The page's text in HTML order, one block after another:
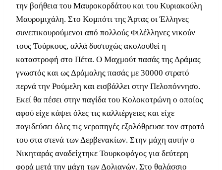
την βοήθεια του Μαυροκορδάτου και του Κυριακούλη
Μαυρομιχάλη. Στο Κομπότι της Άρτας οι Έλληνες
συνεπικουρούμενοι από πολλούς Φιλέλληνες νικούν
τους Τούρκους, αλλά δυστυχώς ακολουθεί η
καταστροφή στο Πέτα. Ο Μαχμούτ πασάς της Δράμας
γνωστός και ως Δράμαλης πασάς με 30000 στρατό
περνά την Ρούμελη και εισβάλλει στην Πελοπόννησο.
Εκεί θα πέσει στην παγίδα του Κολοκοτρώνη ο οποίος
αφού είχε κάψει όλες τις καλλιέργειες και είχε
παγιδεύσει όλες τις νεροπηγές εξολόθρευσε τον στρατό
του στα στενά των Δερβενακίων. Στην μάχη αυτήν ο
Νικηταράς αναδείχτηκε Τουρκοφάγος για δεύτερη
φορά μετά την μάχη των Δολιανών. Στο θαλάσσιο